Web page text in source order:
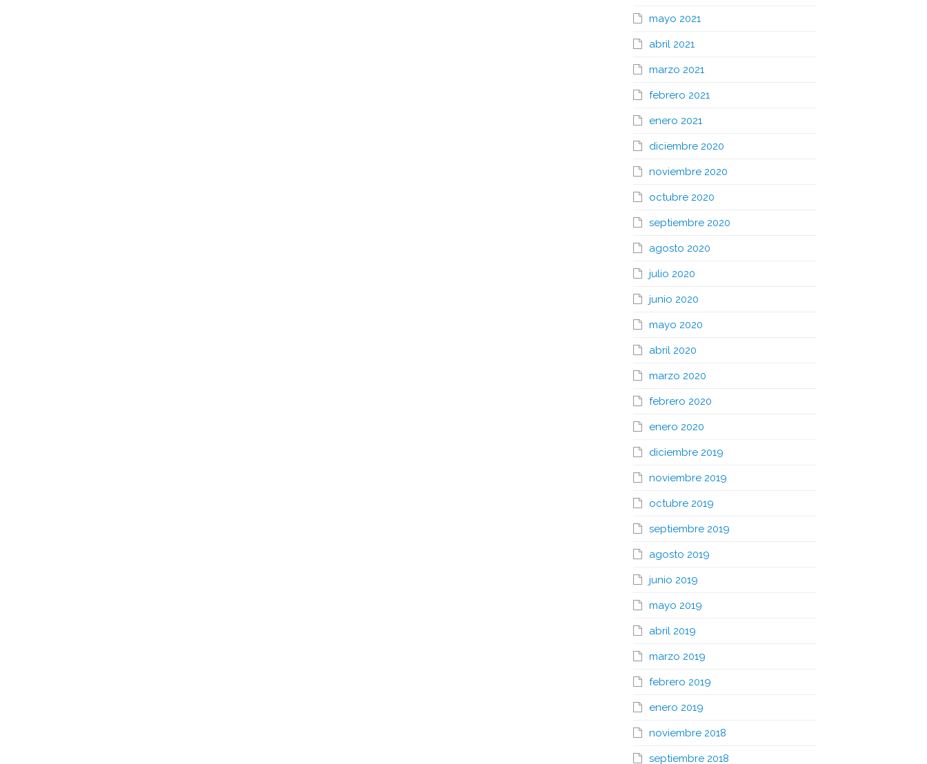
mayo 2021
abril 2021
marzo 2021
febrero 2021
enero 2021
diciembre 2020
noviembre 2020
octubre 2020
septiembre 2020
agosto 2020
julio 2020
junio 2020
mayo 2020
abril 2020
marzo 2020
febrero 2020
enero 2020
diciembre 2019
noviembre 2019
octubre 2019
septiembre 2019
agosto 2019
junio 2019
mayo 2019
abril 2019
marzo 2019
febrero 2019
enero 2019
noviembre 2018
septiembre 2018